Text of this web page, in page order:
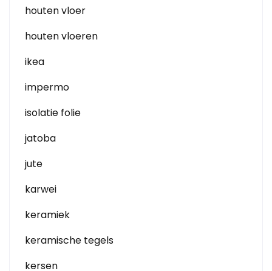
houten vloer
houten vloeren
ikea
impermo
isolatie folie
jatoba
jute
karwei
keramiek
keramische tegels
kersen